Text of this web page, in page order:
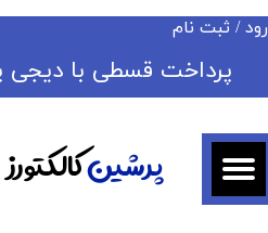
/ ثبت نام
حساب کاربری من
تغییر گذر واژه
سفارشات
خروج از حساب کاربری
​​پرداخت قسطی با
پرشینکالکتورز